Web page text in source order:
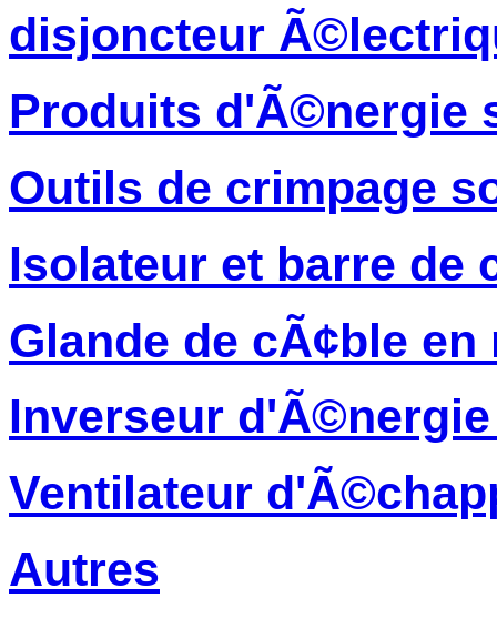
disjoncteur
Produits d'Ã©nergie
Outils de crimpage
Isolateur et barre de
Glande de cÃ¢ble en
Inverseur
Ventilateur
Autres